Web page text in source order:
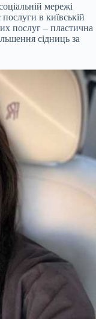
мережі
в київській
послуг – пластична
сідниць за